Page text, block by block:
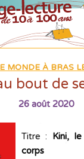
MONDE À BRAS
bout de
26 août 2020
Titre : Kini,
corps